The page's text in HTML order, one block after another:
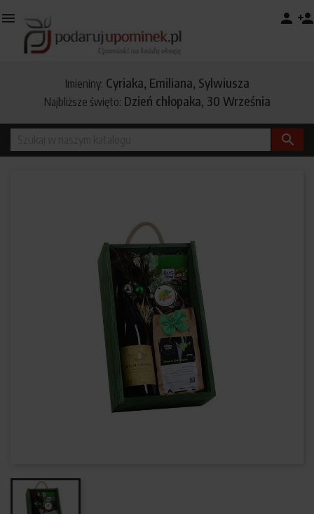
 person person_add
Imieniny: Cyriaka, Emiliana, Sylwiusza
Najbliższe święto: Dzień chłopaka, 30 Września
